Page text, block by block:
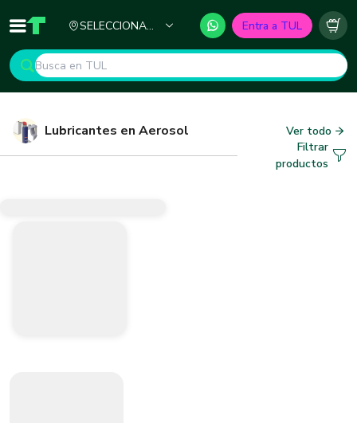
Inicio TUL - Tu Marketplace de Construcción
SELECCIONA
Entra a TUL
Lubricantes en Aerosol
Ver todo
Filtrar
productos